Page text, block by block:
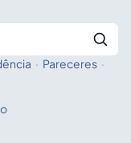
· Pareceres ·